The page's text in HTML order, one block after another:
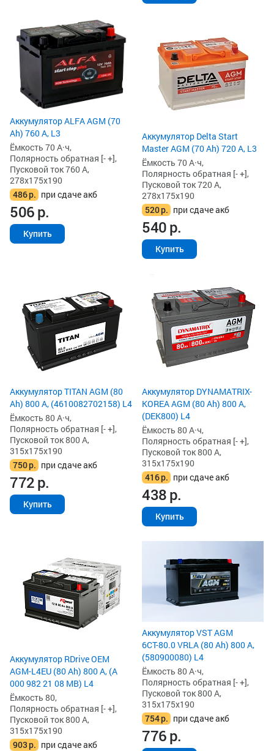
Аккумулятор ALFA AGM (70
Ah) 760 А, L3
Ёмкость 70 А·ч,
Полярность обратная [- +],
Пусковой ток 760 А,
278x175x190
486р. при сдаче акб
506р.
Купить
Аккумулятор Delta Start
Master AGM (70 Ah) 720 А, L3
Ёмкость 70 А·ч,
Полярность обратная [- +],
Пусковой ток 720 А,
278x175x190
520р. при сдаче акб
540р.
Купить
Аккумулятор TITAN AGM (80
Ah) 800 А, (4610082702158) L4
Ёмкость 80 А·ч,
Полярность обратная [- +],
Пусковой ток 800 А,
315x175x190
750р. при сдаче акб
772р.
Купить
Аккумулятор DYNAMATRIX-
KOREA AGM (80 Ah) 800 А,
(DEK800) L4
Ёмкость 80 А·ч,
Полярность обратная [- +],
Пусковой ток 800 А,
315x175x190
416р. при сдаче акб
438р.
Купить
Аккумулятор RDrive OEM
AGM-L4EU (80 Ah) 800 А, (A
000 982 21 08 MB) L4
Ёмкость 80,
Полярность обратная [- +],
Пусковой ток 800 А,
315x175x190
903р. при сдаче акб
Аккумулятор VST AGM
6СТ-80.0 VRLA (80 Ah) 800 А,
(580900080) L4
Ёмкость 80 А·ч,
Полярность обратная [- +],
Пусковой ток 800 А,
315x175x190
754р. при сдаче акб
776р.